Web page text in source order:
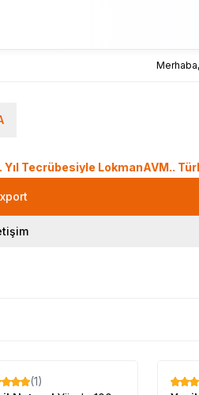
Merhaba,
LokmanAVM..
(1)
%17